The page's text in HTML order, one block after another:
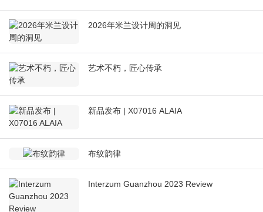
2026年米兰设计周的洞见
艺术不朽，匠心传承
新品发布 | X07016 ALAIA
布纹韵律
Interzum Guanzhou 2023 Review